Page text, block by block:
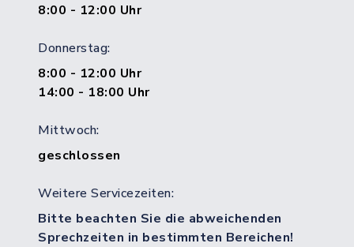
8:00 - 12:00 Uhr
Donnerstag:
8:00 - 12:00 Uhr
14:00 - 18:00 Uhr
Mittwoch:
geschlossen
Weitere Servicezeiten:
Bitte beachten Sie die abweichenden
Sprechzeiten in bestimmten Bereichen!